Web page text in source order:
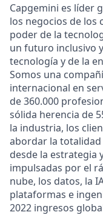
Capgemini es líder
los negocios de los
poder de la
un futuro inclusivo
tecnología y de la
Somos una
internacional en
de 360.000
sólida herencia de
la industria, los
abordar la totalidad
desde la estrategia
impulsadas por el
nube, los datos, la
plataformas e
2022 ingresos